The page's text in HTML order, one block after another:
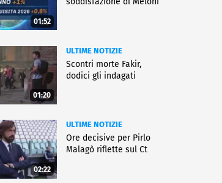
01:52
01:20
ULTIME NOTIZIE
Scontri morte Fakir,
dodici gli indagati
02:22
ULTIME NOTIZIE
Ore decisive per Pirlo
Malagò riflette sul Ct